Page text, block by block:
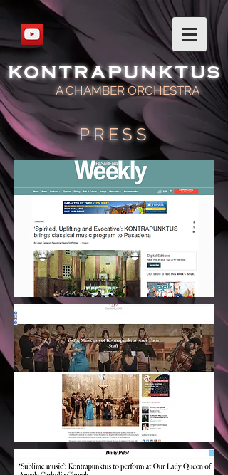
KONTRAPUNKTUS
A CHAMBER ORCHESTRA
PRESS